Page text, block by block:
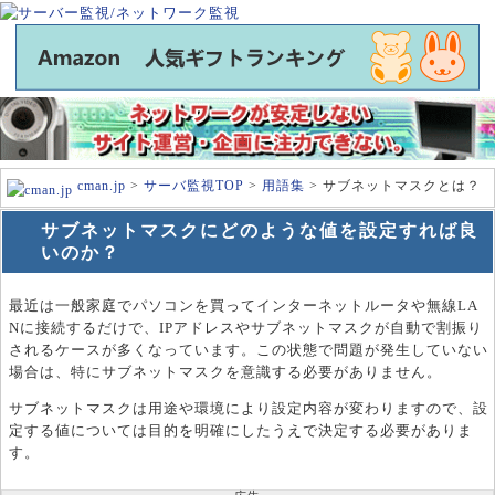
cman.jp > サーバ監視TOP > 用語集 > サブネットマスクとは？
サブネットマスクにどのような値を設定すれば良
いのか？
最近は一般家庭でパソコンを買ってインターネットルータや無線LA
Nに接続するだけで、IPアドレスやサブネットマスクが自動で割振り
されるケースが多くなっています。この状態で問題が発生していない
場合は、特にサブネットマスクを意識する必要がありません。
サブネットマスクは用途や環境により設定内容が変わりますので、設
定する値については目的を明確にしたうえで決定する必要がありま
す。